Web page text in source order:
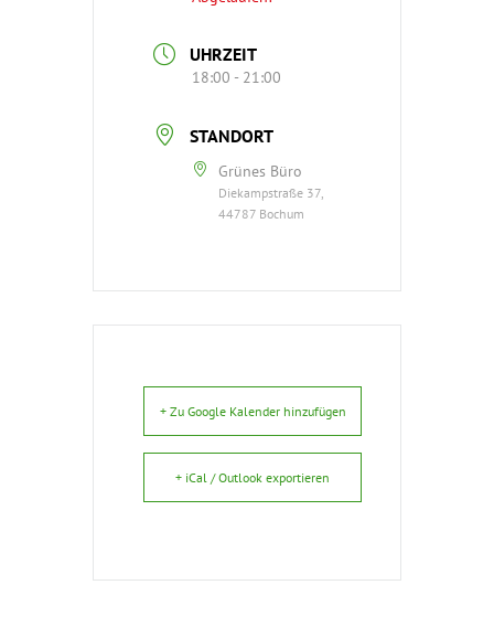
UHRZEIT
18:00 - 21:00
STANDORT
Grünes Büro
Diekampstraße 37,
44787 Bochum
+ Zu Google Kalender hinzufügen
+ iCal / Outlook exportieren